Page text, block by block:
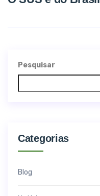
Pesquisar
Categorias
Blog